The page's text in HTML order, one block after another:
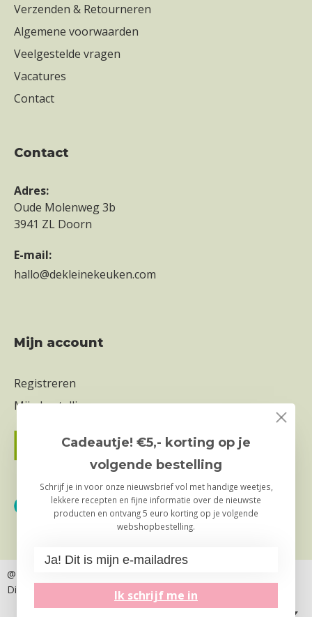
Verzenden & Retourneren
Algemene voorwaarden
Veelgestelde vragen
Vacatures
Contact
contact
Adres:
Oude Molenweg 3b
3941 ZL Doorn
E-mail:
hallo@dekleinekeuken.com
Mijn account
Registreren
Mijn bestellingen
@ Copyright 2026
Disclaimer
Privacy- & Cookiebeleid
Nederlands
Cadeautje! €5,- korting op je
volgende bestelling
Schrijf je in voor onze nieuwsbrief vol met handige weetjes,
lekkere recepten en fijne informatie over de nieuwste
producten en ontvang 5 euro korting op je volgende
webshopbestelling.
Ik schrijf me in